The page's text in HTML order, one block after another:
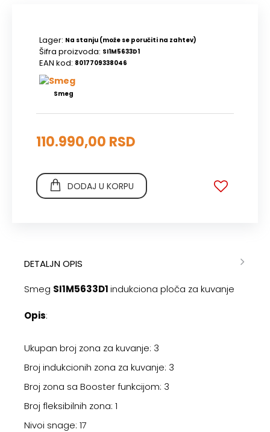
Lager: Na stanju (može se poručiti na zahtev)
Šifra proizvoda: SI1M5633D1
EAN kod: 8017709338046
Smeg
110.990,00 RSD
DODAJ U KORPU
DETALJN OPIS
Smeg SI1M5633D1indukciona ploča za kuvanje
Opis:
Ukupan broj zona za kuvanje: 3
Broj indukcionih zona za kuvanje: 3
Broj zona sa Booster funkcijom: 3
Broj fleksibilnih zona: 1
Nivoi snage: 17